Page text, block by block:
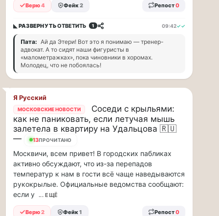
по
Москве
Чайковского!
|
16:00
Петр
—
один
из
самых
исповедальных
русских
композиторов,
чья
музыка
стала
ча...
Терапевт
Верю4 Фейк2 Репост0
◣ РАЗВЕРНУТЬОТВЕТИТЬ 1 09:42✓✓
Пата: Ай да Этери! Вот это я понимаю — тренер-
адвокат. А то сидят наши фигуристы в
«малометражках», пока чиновники в хоромах.
Молодец, что не побоялась!
Я Русский
МОСКОВСКИЕ НОВОСТИ
Соседи с крыльями:
как не паниковать, если летучая мышь
залетела в квартиру на Удальцова 🇷🇺
—
12ПРОЧИТАНО
Москвичи, всем привет! В городских пабликах
активно обсуждают, что из-за перепадов
температур к нам в гости всё чаще наведываются
рукокрылые. Официальные ведомства сообщают:
если у
... ЕЩЁ
Верю2 Фейк1 Репост0